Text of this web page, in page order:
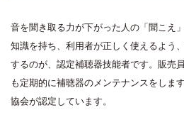
音を聞き取る力が下がった人の「聞こえ
知識を持ち、利用者が正しく使えるよう
するのが、認定補聴器技能者です。販売
も定期的に補聴器のメンテナンスをしま
協会が認定しています。